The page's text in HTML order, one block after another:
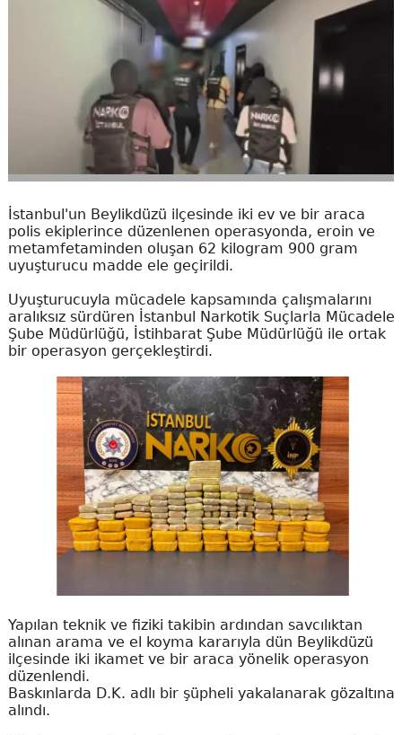
İstanbul'un Beylikdüzü ilçesinde iki ev ve bir araca
polis ekiplerince düzenlenen operasyonda, eroin ve
metamfetaminden oluşan 62 kilogram 900 gram
uyuşturucu madde ele geçirildi.
Uyuşturucuyla mücadele kapsamında çalışmalarını
aralıksız sürdüren İstanbul Narkotik Suçlarla Mücadele
Şube Müdürlüğü, İstihbarat Şube Müdürlüğü ile ortak
bir operasyon gerçekleştirdi.
Yapılan teknik ve fiziki takibin ardından savcılıktan
alınan arama ve el koyma kararıyla dün Beylikdüzü
ilçesinde iki ikamet ve bir araca yönelik operasyon
düzenlendi.
Baskınlarda D.K. adlı bir şüpheli yakalanarak gözaltına
alındı.